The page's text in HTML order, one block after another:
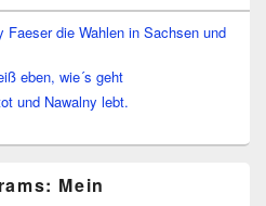
die Wahlen in Sachsen und
eben, wie´s geht
und Nawalny lebt.
Mein